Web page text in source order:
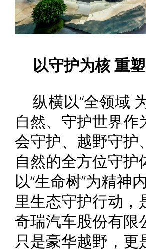
以守护为核重
纵横以“全领域
自然、守护世界
会守护、越野守护
自然的全方位守
以“生命树”为精神
里生态守护行动
奇瑞汽车股份有限
只是豪华越野，